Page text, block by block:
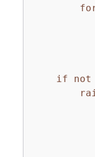
if not